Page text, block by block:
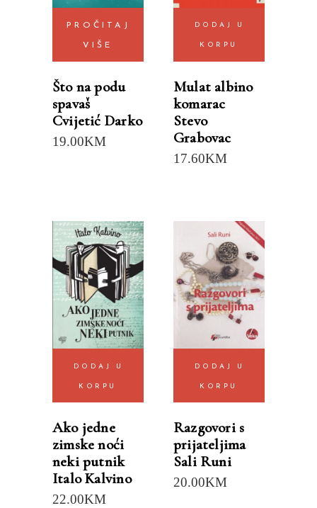
PROČITAJ
VIŠE
Što na podu
spavaš
Cvijetić Darko
19.00KM
DODAJ U
KORPU
Mulat albino
komarac
Stevo
Grabovac
17.60KM
DODAJ U
KORPU
Ako jedne
zimske noći
neki putnik
Italo Kalvino
22.00KM
DODAJ U
KORPU
Razgovori s
prijateljima
Sali Runi
20.00KM